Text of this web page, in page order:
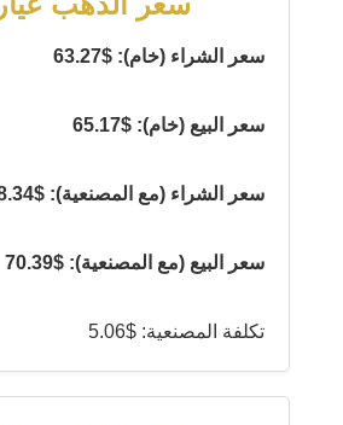
سعر الشراء (خام): $63.27
سعر البيع (خام): $65.17
سعر الشراء (مع المصنعية): $68.34
سعر البيع (مع المصنعية): $70.39
تكلفة المصنعية: $5.06